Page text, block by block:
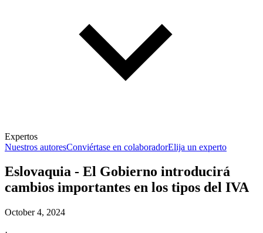
Expertos
Nuestros autoresConviértase en colaboradorElija un experto
Eslovaquia - El Gobierno introducirá
cambios importantes en los tipos del IVA
October 4, 2024